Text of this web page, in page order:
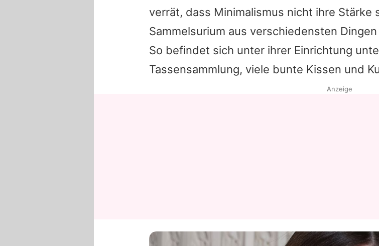
verrät, dass Minimalismus nicht ihre Stärke
Sammelsurium aus verschiedensten
So befindet sich unter ihrer Einrichtung
Tassensammlung, viele bunte Kissen und
Anzeige